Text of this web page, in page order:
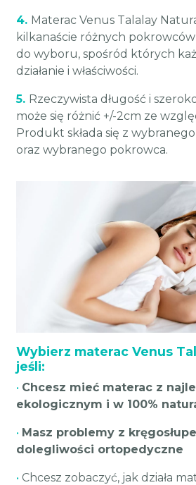
4. Materac Venus Talalay
kilkanaście różnych pokrowców
do wyboru, spośród których
działanie i właściwości.
5. Rzeczywista długość i
może się różnić +/-2cm ze
Produkt składa się z
oraz wybranego pokrowca.
Wybierz materac Venus
jeśli:
• Chcesz mieć materac z
ekologicznym i w 100%
• Masz problemy z
dolegliwości ortopedyczne
• Chcesz zobaczyć, jak działa